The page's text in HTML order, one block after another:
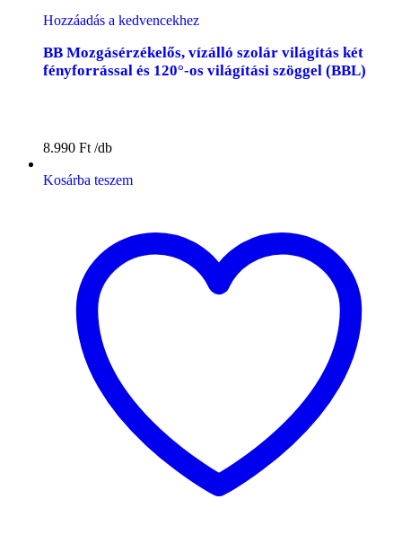
Hozzáadás a kedvencekhez
BB Mozgásérzékelős, vízálló szolár világítás két
fényforrással és 120°-os világítási szöggel (BBL)
8.990 Ft
Kosárba teszem